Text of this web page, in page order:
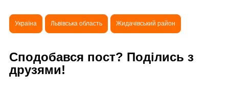
Україна Львівська область Жидачівський район
Сподобався пост? Поділись з
друзями!